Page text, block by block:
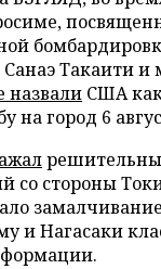
Такаити и
назвали США
на город 6
со стороны
и Нагасаки